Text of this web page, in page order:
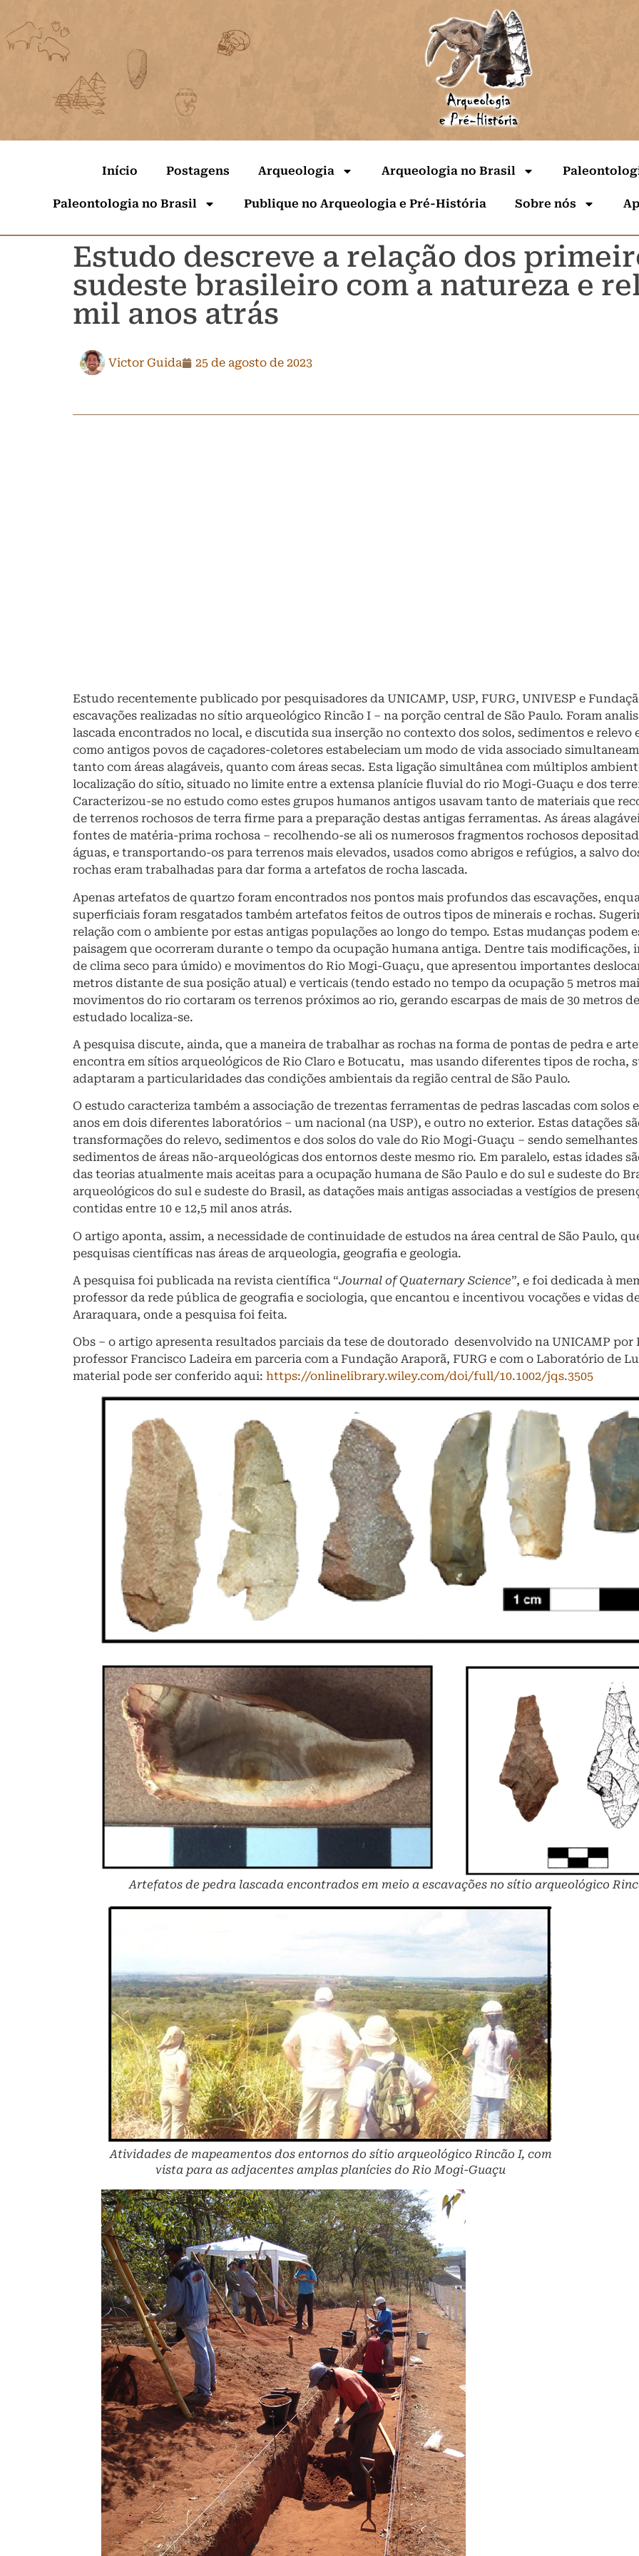
Início Postagens Arqueologia Arqueologia no Brasil
Paleontologia no Brasil Publique no Arqueologia e Pré-História Sobre nós
Estudo descreve a relação dos
sudeste brasileiro com a natureza e
mil anos atrás
Victor Guida 25 de agosto de 2023
Estudo recentemente publicado por pesquisadores da UNICAMP, USP, FURG, UNIVESP e
escavações realizadas no sítio arqueológico Rincão I – na porção central de São Paulo. Foram
lascada encontrados no local, e discutida sua inserção no contexto dos solos, sedimentos e relevo
como antigos povos de caçadores-coletores estabeleciam um modo de vida associado
tanto com áreas alagáveis, quanto com áreas secas. Esta ligação simultânea com múltiplos
localização do sítio, situado no limite entre a extensa planície fluvial do rio Mogi-Guaçu e dos
Caracterizou-se no estudo como estes grupos humanos antigos usavam tanto de materiais que
de terrenos rochosos de terra firme para a preparação destas antigas ferramentas. As áreas
fontes de matéria-prima rochosa – recolhendo-se ali os numerosos fragmentos rochosos
águas, e transportando-os para terrenos mais elevados, usados como abrigos e refúgios, a salvo
rochas eram trabalhadas para dar forma a artefatos de rocha lascada.
Apenas artefatos de quartzo foram encontrados nos pontos mais profundos das escavações,
superficiais foram resgatados também artefatos feitos de outros tipos de minerais e rochas.
relação com o ambiente por estas antigas populações ao longo do tempo. Estas mudanças podem
paisagem que ocorreram durante o tempo da ocupação humana antiga. Dentre tais modificações,
de clima seco para úmido) e movimentos do Rio Mogi-Guaçu, que apresentou importantes
metros distante de sua posição atual) e verticais (tendo estado no tempo da ocupação 5 metros
movimentos do rio cortaram os terrenos próximos ao rio, gerando escarpas de mais de 30 metros
estudado localiza-se.
A pesquisa discute, ainda, que a maneira de trabalhar as rochas na forma de pontas de pedra e
encontra em sítios arqueológicos de Rio Claro e Botucatu, mas usando diferentes tipos de rocha,
adaptaram a particularidades das condições ambientais da região central de São Paulo.
O estudo caracteriza também a associação de trezentas ferramentas de pedras lascadas com solos
anos em dois diferentes laboratórios – um nacional (na USP), e outro no exterior. Estas datações
transformações do relevo, sedimentos e dos solos do vale do Rio Mogi-Guaçu – sendo
sedimentos de áreas não-arqueológicas dos entornos deste mesmo rio. Em paralelo, estas idades
das teorias atualmente mais aceitas para a ocupação humana de São Paulo e do sul e sudeste do
arqueológicos do sul e sudeste do Brasil, as datações mais antigas associadas a vestígios de
contidas entre 10 e 12,5 mil anos atrás.
O artigo aponta, assim, a necessidade de continuidade de estudos na área central de São Paulo,
pesquisas científicas nas áreas de arqueologia, geografia e geologia.
A pesquisa foi publicada na revista científica “Journal of Quaternary Science”, e foi dedicada à
professor da rede pública de geografia e sociologia, que encantou e incentivou vocações e vidas
Araraquara, onde a pesquisa foi feita.
Obs – o artigo apresenta resultados parciais da tese de doutorado desenvolvido na UNICAMP
professor Francisco Ladeira em parceria com a Fundação Araporã, FURG e com o Laboratório de
material pode ser conferido aqui: https://onlinelibrary.wiley.com/doi/full/10.1002/jqs.3505
Artefatos de pedra lascada encontrados em meio a escavações no sítio arqueológico
Atividades de mapeamentos dos entornos do sítio arqueológico Rincão I, com
vista para as adjacentes amplas planícies do Rio Mogi-Guaçu